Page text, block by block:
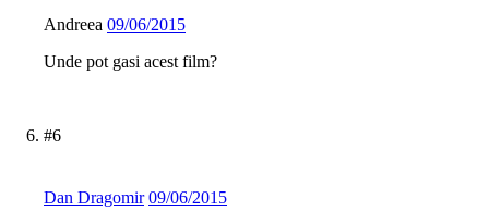
Andreea 09/06/2015
Unde pot gasi acest film?
#6
Dan Dragomir 09/06/2015